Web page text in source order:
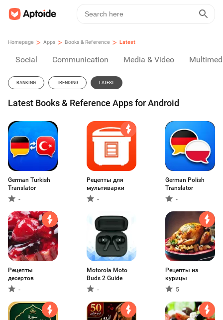
Homepage > Apps > Books & Reference > Latest
Social Communication Media & Video
RANKING TRENDING LATEST
Latest Books & Reference Apps for Android
German Turkish
Translator
-
Рецепты для
мультиварки
-
German Polish
Translator
-
Рецепты
десертов
-
Motorola Moto
Buds 2 Guide
-
Рецепты из
курицы
5